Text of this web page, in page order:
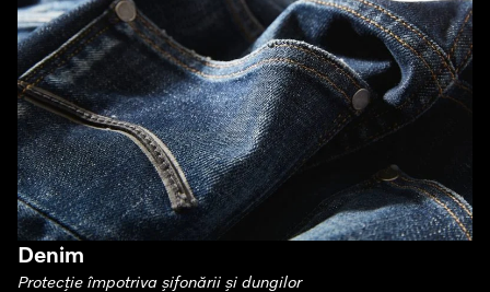
Denim
Protecție împotriva șifonării și dungilor